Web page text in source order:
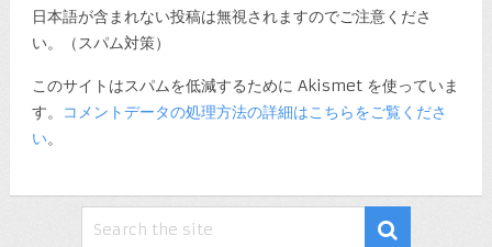
日本語が含まれない投稿は無視されますのでご注意くださ
い。（スパム対策）
このサイトはスパムを低減するために Akismet を使っていま
す。
コメントデータの処理方法の詳細はこちらをご覧くださ
い。